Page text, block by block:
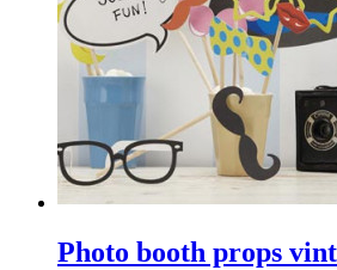
Photo booth props